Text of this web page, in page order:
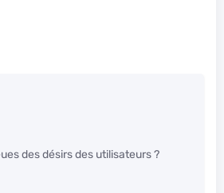
des désirs des utilisateurs ?